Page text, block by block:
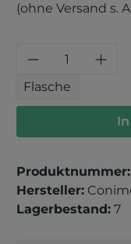
(ohne Versand s.
Produkt
Flasche
Produktnummer:
Hersteller:
Lagerbestand: 7